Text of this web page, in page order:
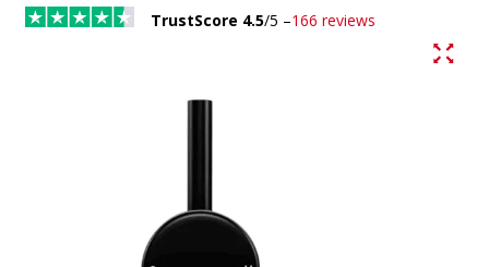
TrustScore 4.5/5 –166 reviews